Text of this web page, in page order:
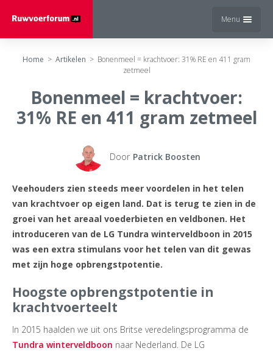
Menu
Home > Artikelen > Bonenmeel = krachtvoer: 31% RE en 411 gram
zetmeel
Bonenmeel = krachtvoer:
31% RE en 411 gram zetmeel
Door Patrick Boosten
Veehouders zien steeds meer voordelen in het telen
van krachtvoer op eigen land. Dat is terug te zien in de
groei van het areaal voederbieten en veldbonen. Het
introduceren van de LG Tundra winterveldboon in 2015
was een extra stimulans voor het telen van dit gewas
met zijn hoge opbrengstpotentie.
Hoogste opbrengstpotentie in
krachtvoerteelt
In 2015 haalden we uit ons Britse veredelingsprogramma de
Tundra winterveldboon naar Nederland. De LG